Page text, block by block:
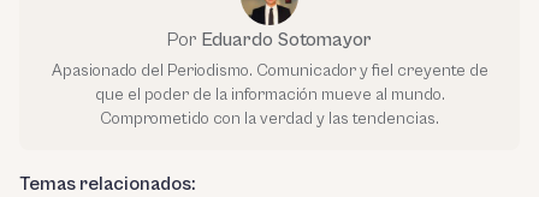
Por Eduardo Sotomayor
Apasionado del Periodismo. Comunicador y fiel creyente de
que el poder de la información mueve al mundo.
Comprometido con la verdad y las tendencias.
Temas relacionados: